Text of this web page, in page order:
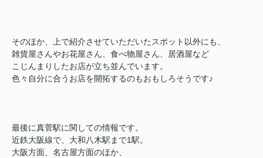
そのほか、上で紹介させていただいたスポット以外にも、
雑貨屋さんやお花屋さん、食べ物屋さん、居酒屋など
こじんまりしたお店が立ち並んでいます。
色々自分に合うお店を開拓するのもおもしろそうです♪
最後に真菅駅に関しての情報です。
近鉄大阪線で、大和八木駅まで1駅。
大阪方面、名古屋方面のほか、